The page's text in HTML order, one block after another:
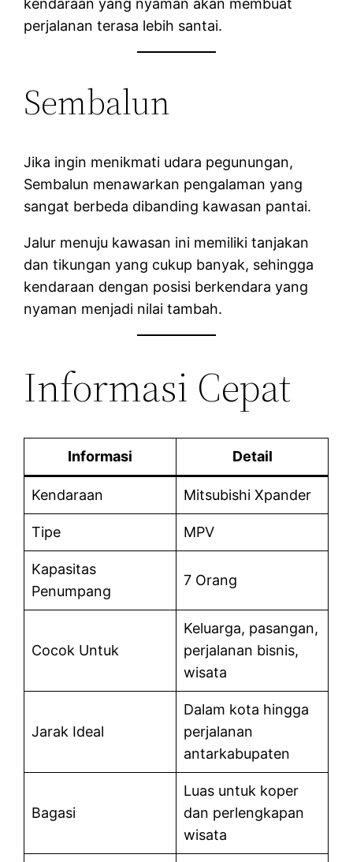
kendaraan yang nyaman akan membuat
perjalanan terasa lebih santai.
Sembalun
Jika ingin menikmati udara pegunungan,
Sembalun menawarkan pengalaman yang
sangat berbeda dibanding kawasan pantai.
Jalur menuju kawasan ini memiliki tanjakan
dan tikungan yang cukup banyak, sehingga
kendaraan dengan posisi berkendara yang
nyaman menjadi nilai tambah.
Informasi Cepat
Informasi Detail
Kendaraan Mitsubishi Xpander
Tipe MPV
Kapasitas
Penumpang
7 Orang
Cocok Untuk
Keluarga, pasangan,
perjalanan bisnis,
wisata
Jarak Ideal
Dalam kota hingga
perjalanan
antarkabupaten
Bagasi
Luas untuk koper
dan perlengkapan
wisata